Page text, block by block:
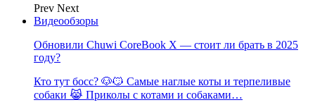
Prev Next
Видеообзоры
Обновили Chuwi CoreBook X — стоит ли брать в 2025
году?
Кто тут босс? 🐶😼 Самые наглые коты и терпеливые
собаки 😹 Приколы с котами и собаками…